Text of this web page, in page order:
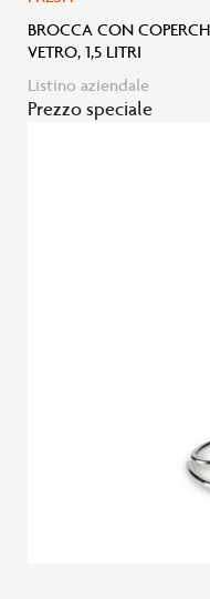
BROCCA CON
VETRO, 1,5 LITRI
Listino aziendale
Prezzo speciale